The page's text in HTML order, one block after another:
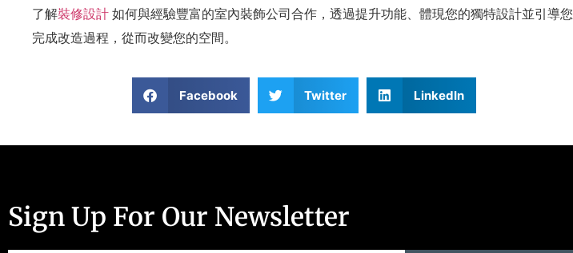
了解裝修設計 如何與經驗豐富的室內裝飾公司合作，透過提升功能、體現您的獨特設計並引導您
完成改造過程，從而改變您的空間。
Facebook Twitter LinkedIn
Sign Up For Our Newsletter